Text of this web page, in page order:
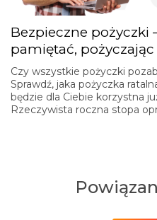
Bezpieczne
pamiętać,
Czy wszystkie pożyczki
Sprawdź, jaka pożyczka
będzie dla Ciebie korzystna
Rzeczywista roczna stopa